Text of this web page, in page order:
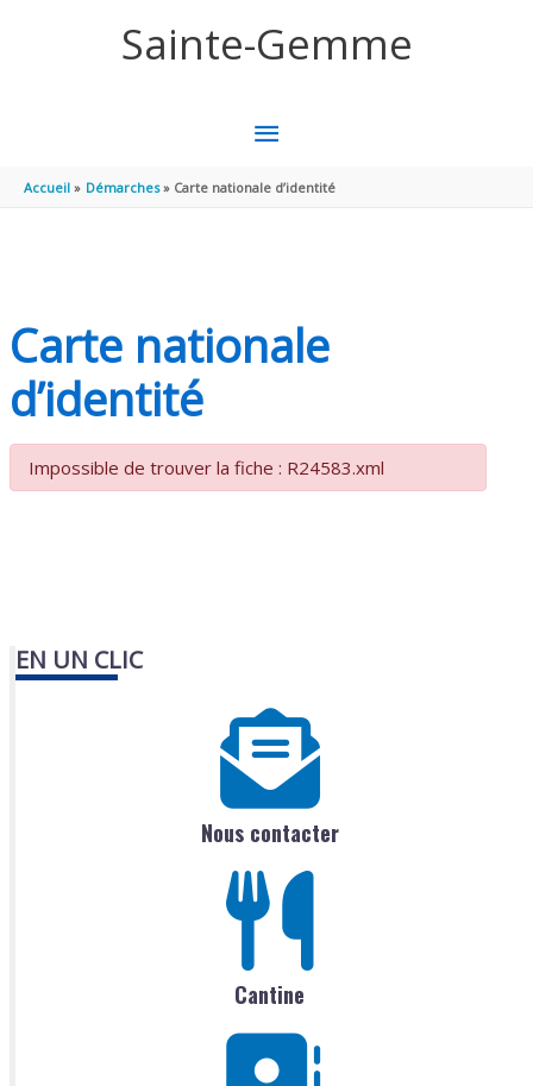
Sainte-Gemme
MENU
PRINCIPAL
Accueil Démarches Carte nationale d’identité
Carte nationale
d’identité
Impossible de trouver la fiche : R24583.xml
EN UN CLIC
Nous contacter
Cantine